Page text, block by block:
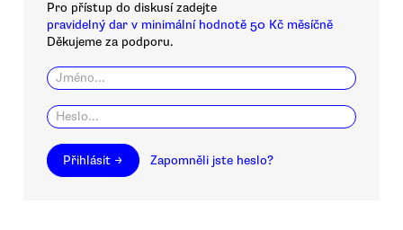
Pro přístup do diskusí zadejte
pravidelný dar v minimální hodnotě 50 Kč měsíčně
Děkujeme za podporu.
Přihlásit → Zapomněli jste heslo?